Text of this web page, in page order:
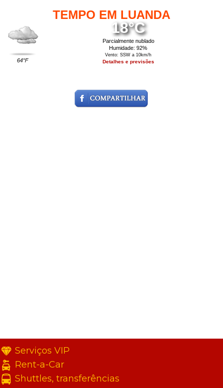
TEMPO EM LUANDA
64°F
18°C
Parcialmente nublado
Humidade: 92%
Vento: SSW a 10km/h
Detalhes e previsões
Serviços VIP
Rent-a-Car
Shuttles, transferências